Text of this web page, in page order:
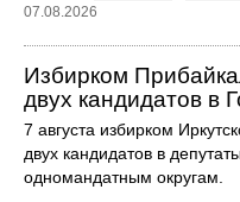
07.08.2026
Избирком
двух кандидатов в
7 августа избирком
двух кандидатов в
одномандатным округам.